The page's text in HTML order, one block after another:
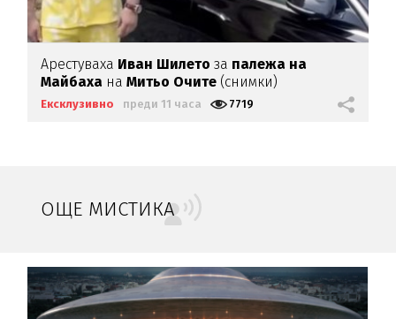
Арестуваха Иван Шилетоза палежа на
Майбаха наМитьо Очите (снимки)
Ексклузивно преди 11 часа 7719
ОЩЕ МИСТИКА